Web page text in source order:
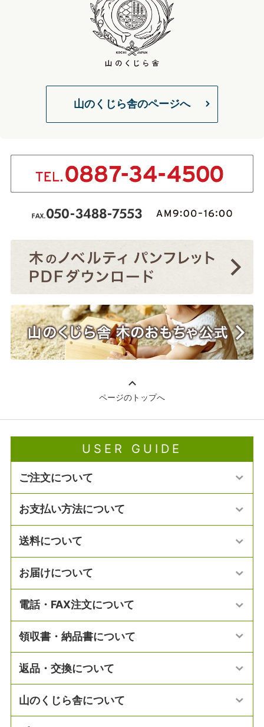
山のくじら舎のページへ
ページのトップへ
USER GUIDE
ご注文について
お支払い方法について
送料について
お届けについて
電話・FAX注文について
領収書・納品書について
返品・交換について
山のくじら舎について